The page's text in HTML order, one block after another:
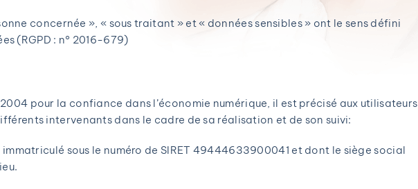
concernée », « sous traitant » et « données sensibles » ont le sens défini
(RGPD : n° 2016-679)
pour la confiance dans l’économie numérique, il est précisé aux utilisateurs
intervenants dans le cadre de sa réalisation et de son suivi:
– immatriculé sous le numéro de SIRET 49444633900041 et dont le siège social